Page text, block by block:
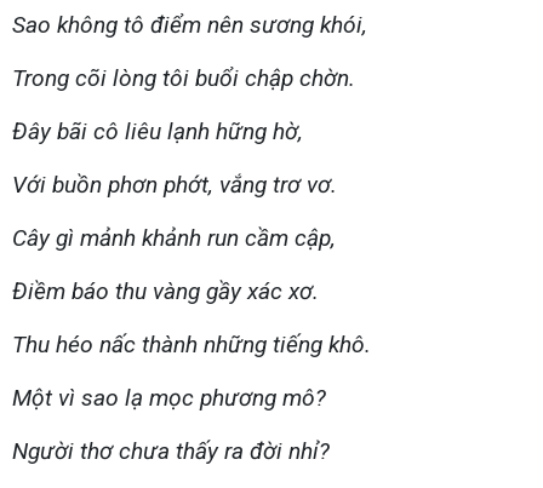
Sao không tô điểm nên sương khói,
Trong cõi lòng tôi buổi chập chờn.
Đây bãi cô liêu lạnh hững hờ,
Với buồn phơn phớt, vắng trơ vơ.
Cây gì mảnh khảnh run cầm cập,
Điềm báo thu vàng gầy xác xơ.
Thu héo nấc thành những tiếng khô.
Một vì sao lạ mọc phương mô?
Người thơ chưa thấy ra đời nhỉ?